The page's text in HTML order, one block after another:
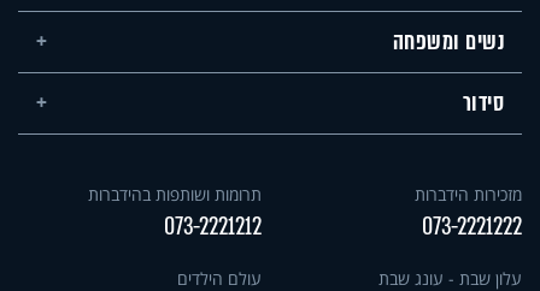
נשים ומשפחה
סידור
מזכירות הידברות
073-2221222
תרומות ושותפות בהידברות
073-2221212
עלון שבת - עונג שבת עולם הילדים